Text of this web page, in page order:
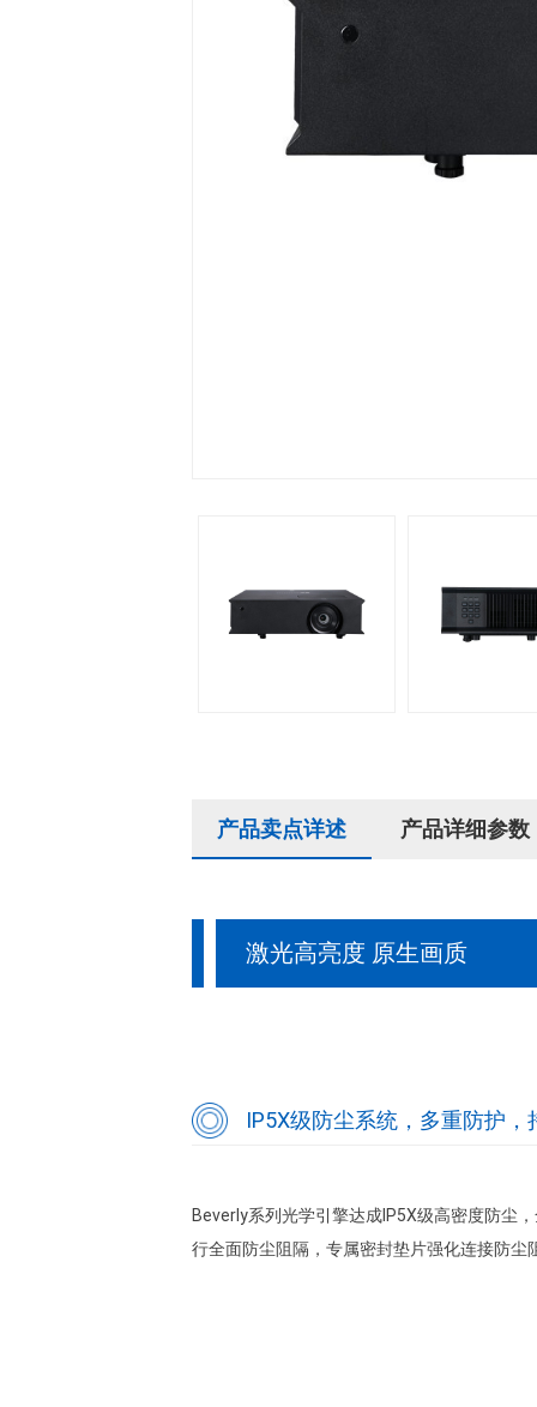
产品卖点详述 产品详细参数
激光高亮度 原生画质
IP5X级防尘系统，多重防护，
Beverly系列光学引擎达成IP5X级高密度防尘
行全面防尘阻隔，专属密封垫片强化连接防尘